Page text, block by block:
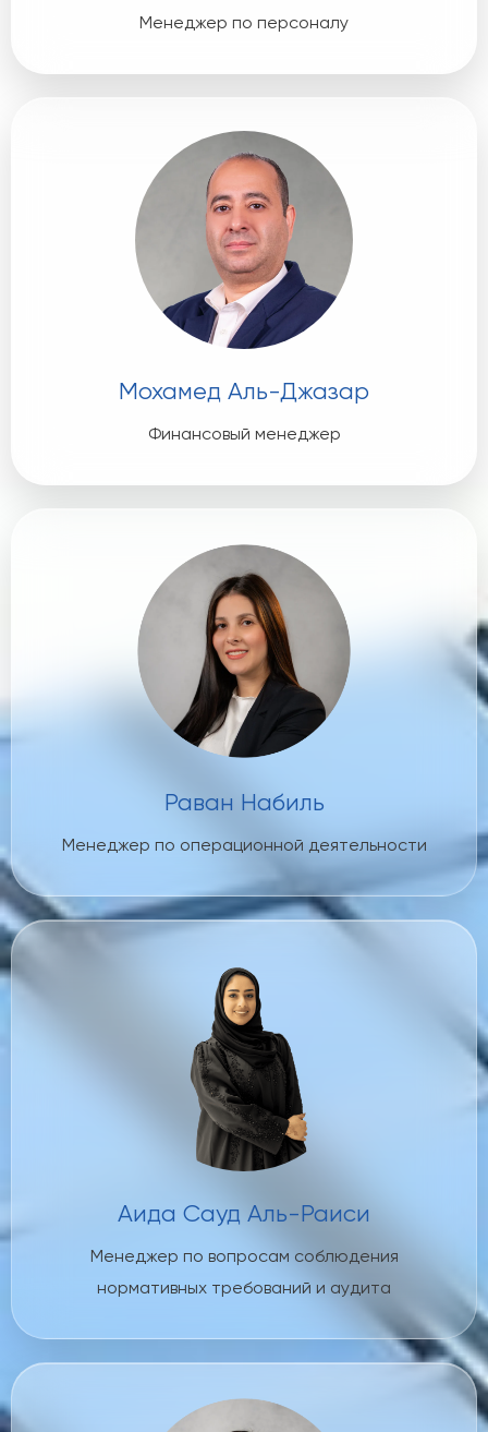
Менеджер по персоналу
Мохамед Аль-Джазар
Финансовый менеджер
Раван Набиль
Менеджер по операционной деятельности
Аида Сауд Аль-Раиси
Менеджер по вопросам соблюдения
нормативных требований и аудита